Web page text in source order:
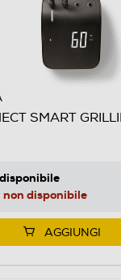
SMART
disponibile
non disponibile
AGGIUNGI